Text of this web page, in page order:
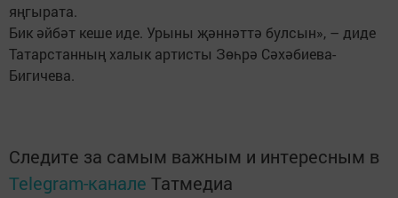
яңгырата.
Бик әйбәт кеше иде. Урыны җәннәттә булсын», – диде
Татарстанның халык артисты Зөһрә Сәхәбиева-
Бигичева.
Следите за самым важным и интересным в
Telegram-канале Татмедиа